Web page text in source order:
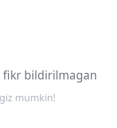
fikr bildirilmagan
mumkin!